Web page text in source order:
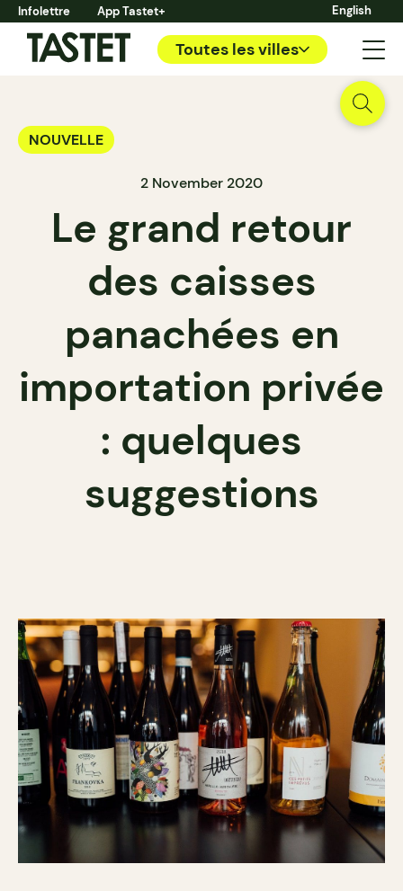
Infolettre App Tastet+ English
Toutes les villes
NOUVELLE
2 November 2020
Le grand retour
des caisses
panachées en
importation privée
: quelques
suggestions